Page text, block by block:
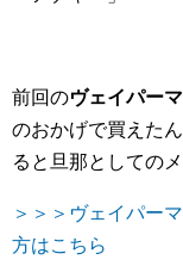
前回のヴェイパー
のおかげで買えた
ると旦那としての
＞＞＞ヴェイパー
方はこちら